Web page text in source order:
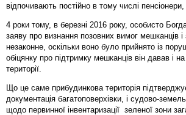
відпочивають постійно в тому числі пенсіонери,
4 роки тому, в березні 2016 року, особисто
заяву про визнання позовних вимог мешканців
незаконне, оскільки воно було прийнято із
обіцянку про підтримку мешканців він давав і
території.
Що це саме прибудинкова територія
документація багатоповерхівки, і судово-
щодо первинної інвентаризації зеленої зони